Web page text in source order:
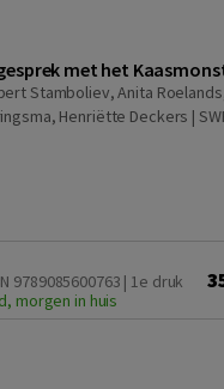
met het
Stamboliev, Anita
Henriëtte Deckers |
9789085600763 | 1e druk
morgen in huis